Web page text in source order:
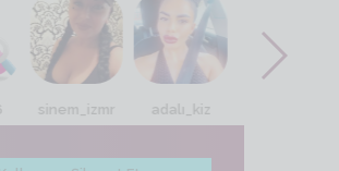
sinem_izmr adalı_kiz